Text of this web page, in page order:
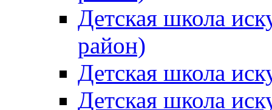
Детская школа
район)
Детская школа
Детская школа